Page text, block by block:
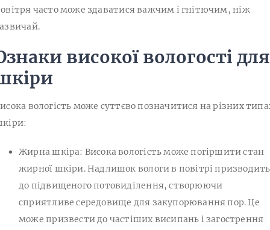
часто може здаватися важчим і гнітючим, ніж
високої вологості для
вологість може суттєво позначитися на різних
Жирна шкіра: Висока вологість може погіршити стан
жирної шкіри. Надлишок вологи в повітрі призводить
до підвищеного потовиділення, створюючи
сприятливе середовище для закупорювання пор. Це
може призвести до частіших висипань і загострення